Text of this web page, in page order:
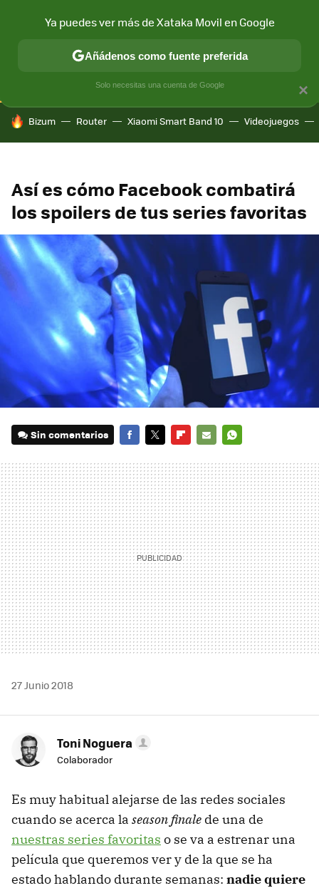
CONECTIVIDAD MÓVIL Y SOCIEDAD APLICACIONES
HOY SE HABLA DE
Bizum Router Xiaomi Smart Band 10 Videojuegos
Así es cómo Facebook combatirá
los spoilers de tus series favoritas
Sin comentarios
MAIL
27 Junio 2018
Toni Noguera
Colaborador
Es muy habitual alejarse de las redes sociales
cuando se acerca la season finale de una de
nuestras series favoritas o se va a estrenar una
película que queremos ver y de la que se ha
estado hablando durante semanas: nadie quiere
×
Ya puedes ver más de Xataka Movil en Google
Añádenos como fuente preferida
Solo necesitas una cuenta de Google